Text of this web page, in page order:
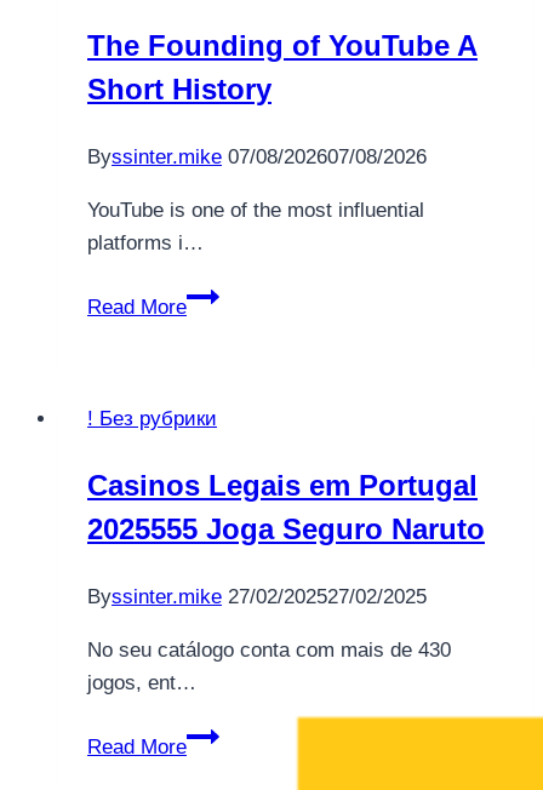
haydutlar,
hediyeler
diğer
The Founding of YouTube A
Short History
Byssinter.mike 07/08/202607/08/2026
YouTube is one of the most influential
platforms i…
Read More
The
A
History
! Без рубрики
Casinos Legais em Portugal
2025555 Joga Seguro Naruto
Byssinter.mike 27/02/202527/02/2025
No seu catálogo conta com mais de 430
jogos, ent…
Read More
Casinos